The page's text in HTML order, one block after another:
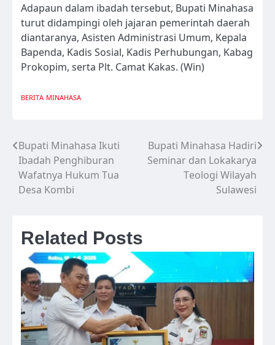
Adapaun dalam ibadah tersebut, Bupati Minahasa
turut didampingi oleh jajaran pemerintah daerah
diantaranya, Asisten Administrasi Umum, Kepala
Bapenda, Kadis Sosial, Kadis Perhubungan, Kabag
Prokopim, serta Plt. Camat Kakas. (Win)
BERITA MINAHASA
Navigasi
pos
Bupati Minahasa Ikuti
Ibadah Penghiburan
Wafatnya Hukum Tua
Desa Kombi
Bupati Minahasa Hadiri
Seminar dan Lokakarya
Teologi Wilayah
Sulawesi
Related Posts